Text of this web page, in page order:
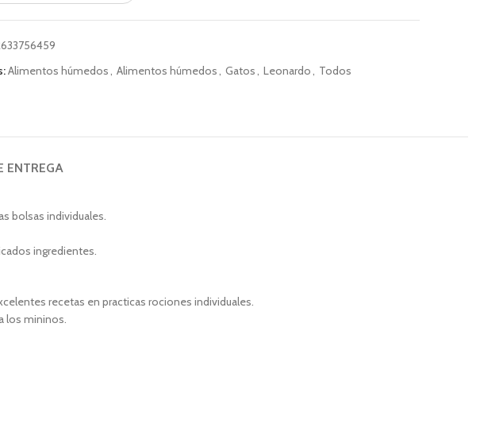
Alimentos húmedos, Alimentos húmedos, Gatos, Leonardo, Todos
ENTREGA
bolsas individuales.
ingredientes.
recetas en practicas rociones individuales.
los mininos.